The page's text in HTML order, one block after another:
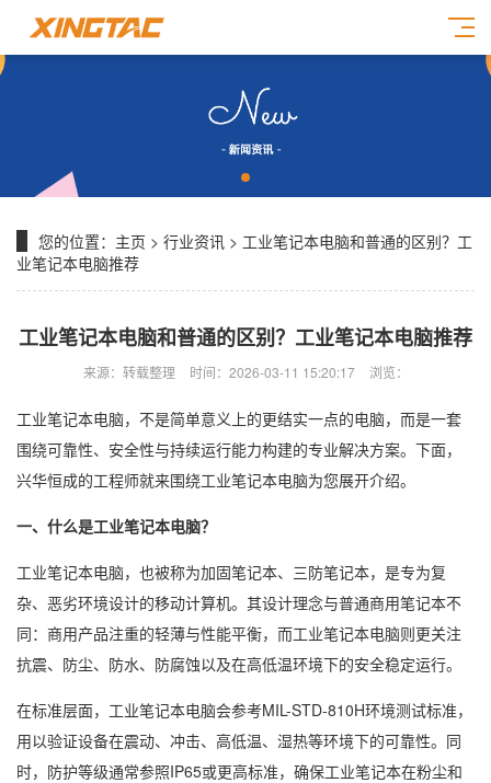
您的位置： 主页 > 行业资讯 > 工业笔记本电脑和普通的区别？工
业笔记本电脑推荐
工业笔记本电脑和普通的区别？工业笔记本电脑推荐
来源：转载整理 时间：2026-03-11 15:20:17 浏览：
工业笔记本电脑，不是简单意义上的更结实一点的电脑，而是一套
围绕可靠性、安全性与持续运行能力构建的专业解决方案。下面，
兴华恒成的工程师就来围绕工业笔记本电脑为您展开介绍。
一、什么是工业笔记本电脑？
工业笔记本电脑，也被称为加固笔记本、三防笔记本，是专为复
杂、恶劣环境设计的移动计算机。其设计理念与普通商用笔记本不
同：商用产品注重的轻薄与性能平衡，而工业笔记本电脑则更关注
抗震、防尘、防水、防腐蚀以及在高低温环境下的安全稳定运行。
在标准层面，工业笔记本电脑会参考MIL-STD-810H环境测试标准，
用以验证设备在震动、冲击、高低温、湿热等环境下的可靠性。同
时，防护等级通常参照IP65或更高标准，确保工业笔记本在粉尘和